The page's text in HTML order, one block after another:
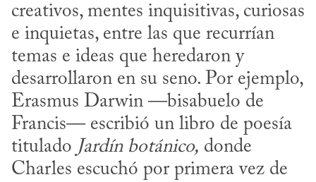
creativos, mentes inquisitivas, curiosas
e inquietas, entre las que recurrían
temas e ideas que heredaron y
desarrollaron en su seno. Por ejemplo,
Erasmus Darwin —bisabuelo de
Francis— escribió un libro de poesía
titulado Jardín botánico, donde
Charles escuchó por primera vez de